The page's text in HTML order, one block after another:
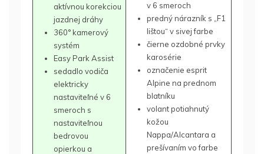
aktívnou korekciou
jazdnej dráhy
360° kamerový
systém
Easy Park Assist
sedadlo vodiča
elektricky
nastaviteľné v 6
smeroch s
nastaviteľnou
bedrovou
opierkou a
v 6 smeroch
predný nárazník s „F1
lištou“ v sivej farbe
čierne ozdobné prvky
karosérie
označenie esprit
Alpine na prednom
blatníku
volant potiahnutý
kožou
Nappa/Alcantara a
prešívaním vo farbe